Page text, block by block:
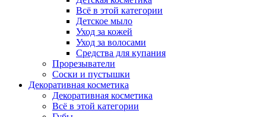
Всё в этой категории
Детское мыло
Уход за кожей
Уход за волосами
Средства для купания
Прорезыватели
Соски и пустышки
Декоративная косметика
Декоративная косметика
Всё в этой категории